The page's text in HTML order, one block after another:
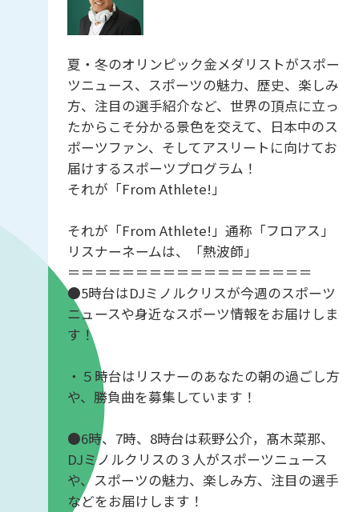
夏・冬のオリンピック金メダリストがスポー
ツニュース、スポーツの魅力、歴史、楽しみ
方、注目の選手紹介など、世界の頂点に立っ
たからこそ分かる景色を交えて、日本中のス
ポーツファン、そしてアスリートに向けてお
届けするスポーツプログラム！
それが「From Athlete!」
それが「From Athlete!」通称「フロアス」
リスナーネームは、「熱波師」
＝＝＝＝＝＝＝＝＝＝＝＝＝＝＝＝＝＝
●5時台はDJミノルクリスが今週のスポーツ
ニュースや身近なスポーツ情報をお届けしま
す！
・５時台はリスナーのあなたの朝の過ごし方
や、勝負曲を募集しています！
●6時、7時、8時台は萩野公介，髙木菜那、
DJミノルクリスの３人がスポーツニュース
や、スポーツの魅力、楽しみ方、注目の選手
などをお届けします！